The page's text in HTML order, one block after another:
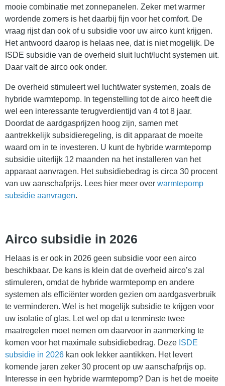
mooie combinatie met zonnepanelen. Zeker met warmer
wordende zomers is het daarbij fijn voor het comfort. De
vraag rijst dan ook of u subsidie voor uw airco kunt krijgen.
Het antwoord daarop is helaas nee, dat is niet mogelijk. De
ISDE subsidie van de overheid sluit lucht/lucht systemen uit.
Daar valt de airco ook onder.
De overheid stimuleert wel lucht/water systemen, zoals de
hybride warmtepomp. In tegenstelling tot de airco heeft die
wel een interessante terugverdientijd van 4 tot 8 jaar.
Doordat de aardgasprijzen hoog zijn, samen met
aantrekkelijk subsidieregeling, is dit apparaat de moeite
waard om in te investeren. U kunt de hybride warmtepomp
subsidie uiterlijk 12 maanden na het installeren van het
apparaat aanvragen. Het subsidiebedrag is circa 30 procent
van uw aanschafprijs. Lees hier meer over warmtepomp
subsidie aanvragen.
Airco subsidie in 2026
Helaas is er ook in 2026 geen subsidie voor een airco
beschikbaar. De kans is klein dat de overheid airco’s zal
stimuleren, omdat de hybride warmtepomp en andere
systemen als efficiënter worden gezien om aardgasverbruik
te verminderen. Wel is het mogelijk subsidie te krijgen voor
uw isolatie of glas. Let wel op dat u tenminste twee
maatregelen moet nemen om daarvoor in aanmerking te
komen voor het maximale subsidiebedrag. Deze ISDE
subsidie in 2026 kan ook lekker aantikken. Het levert
komende jaren zeker 30 procent op uw aanschafprijs op.
Interesse in een hybride warmtepomp? Dan is het de moeite